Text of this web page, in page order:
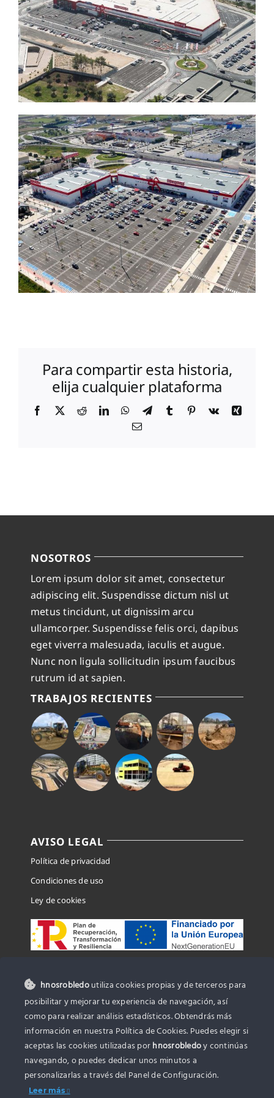
Blog
Contacto
Para compartir esta historia,
elija cualquier plataforma
Facebook
X RedditLinkedInWhatsApp
TelegramTumblr Pinterest
Vk
Xing
Correo
NOSOTROS
Lorem ipsum dolor sit amet, consectetur
adipiscing elit. Suspendisse dictum nisl ut
metus tincidunt, ut dignissim arcu
ullamcorper. Suspendisse felis orci, dapibus
eget viverra malesuada, iaculis et augue.
Nunc non ligula sollicitudin ipsum faucibus
rutrum id at sapien.
TRABAJOS RECIENTES
AVISO LEGAL
Política de privacidad
Condiciones de uso
Ley de cookies
CONTACTO
C/Artesania, 50 – 46930 – Quart de
Poblet
961 530 683
616 44 61 09
hnosrobledoutiliza cookies propias y de terceros para
posibilitar y mejorar tu experiencia de navegación, así
como para realizar análisis estadísticos. Obtendrás más
información en nuestra Política de Cookies. Puedes elegir si
aceptas las cookies utilizadas porhnosrobledoy continúas
navegando, o puedes dedicar unos minutos a
personalizarlas a través del Panel de Configuración.
Leer más